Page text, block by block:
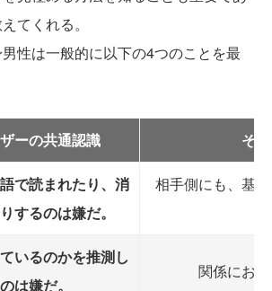
てくれる。
性は一般的に以下の4つのことを最
ーの共通認識 そ
で読まれたり、消
するのは嫌だ。
相手側にも、基
いるのかを推測し
は嫌だ。
関係にお